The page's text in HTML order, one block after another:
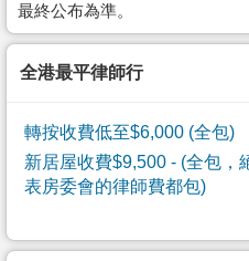
最終公布為準。
全港最平律師行
轉按收費低至$6,000 (全包)
新居屋收費$9,500 - (全包，
表房委會的律師費都包)